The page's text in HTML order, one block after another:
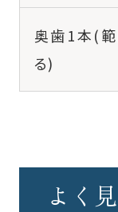
奥歯1本(範
る)
よく